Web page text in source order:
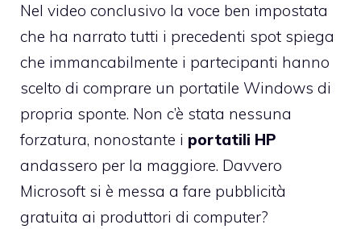
Nel video conclusivo la voce ben impostata
che ha narrato tutti i precedenti spot spiega
che immancabilmente i partecipanti hanno
scelto di comprare un portatile Windows di
propria sponte. Non c’è stata nessuna
forzatura, nonostante i portatili HP
andassero per la maggiore. Davvero
Microsoft si è messa a fare pubblicità
gratuita ai produttori di computer?